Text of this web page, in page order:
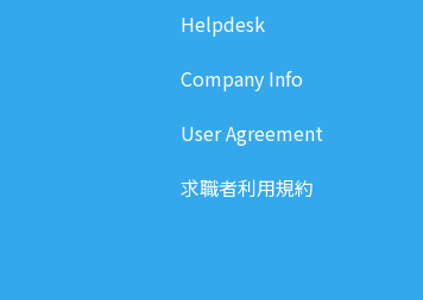
Helpdesk
Company Info
User Agreement
求職者利用規約